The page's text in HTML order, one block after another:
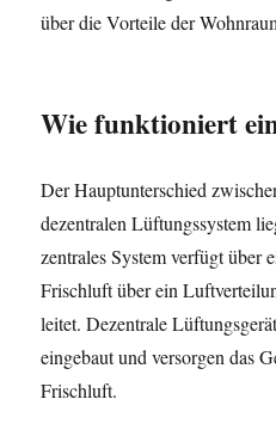
über die Vorteile der
Wie funktioniert
Der Hauptunterschied
dezentralen Lüftungssystem
zentrales System verfügt über
Frischluft über ein
leitet. Dezentrale
eingebaut und versorgen das
Frischluft.